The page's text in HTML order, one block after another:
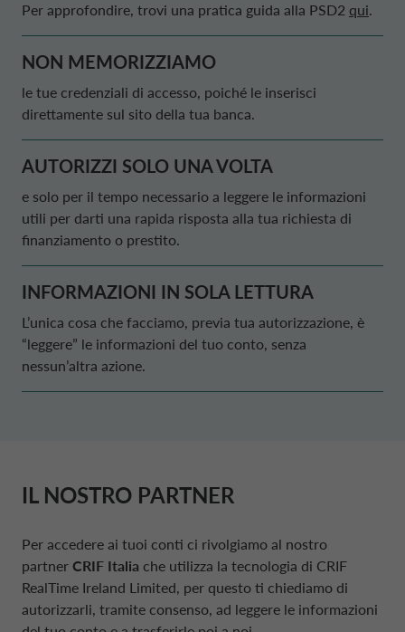
Per approfondire, trovi una pratica guida alla PSD2 qui.
NON MEMORIZZIAMO
le tue credenziali di accesso, poiché le inserisci
direttamente sul sito della tua banca.
AUTORIZZI SOLO UNA VOLTA
e solo per il tempo necessario a leggere le informazioni
utili per darti una rapida risposta alla tua richiesta di
finanziamento o prestito.
INFORMAZIONI IN SOLA LETTURA
L’unica cosa che facciamo, previa tua autorizzazione, è
“leggere” le informazioni del tuo conto, senza
nessun’altra azione.
IL NOSTRO PARTNER
Per accedere ai tuoi conti ci rivolgiamo al nostro
partner CRIF Italia che utilizza la tecnologia di CRIF
RealTime Ireland Limited, per questo ti chiediamo di
autorizzarli, tramite consenso, ad leggere le informazioni